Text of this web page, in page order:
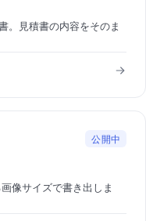
。見積書の内容をそのま
公開中
像サイズで書き出しま